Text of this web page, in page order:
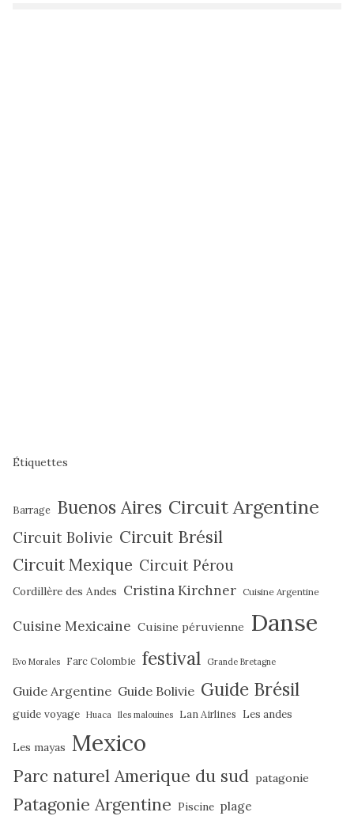
Étiquettes
Barrage Buenos Aires Circuit Argentine
Circuit Bolivie Circuit Brésil
Circuit Mexique Circuit Pérou
Cordillère des Andes Cristina Kirchner Cuisine Argentine
Cuisine Mexicaine Cuisine péruvienne Danse
Evo Morales Farc Colombie festival Grande Bretagne
Guide Argentine Guide Bolivie Guide Brésil
guide voyage Huaca Iles malouines Lan Airlines Les andes
Les mayas Mexico
Parc naturel Amerique du sud patagonie
Patagonie Argentine Piscine plage